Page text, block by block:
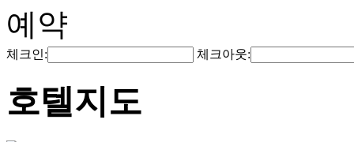
예약
체크인: 체크아웃:
호텔지도